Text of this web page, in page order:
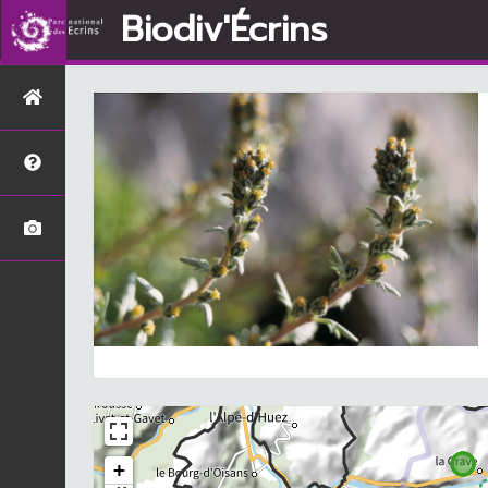
Biodiv'Écrins
+